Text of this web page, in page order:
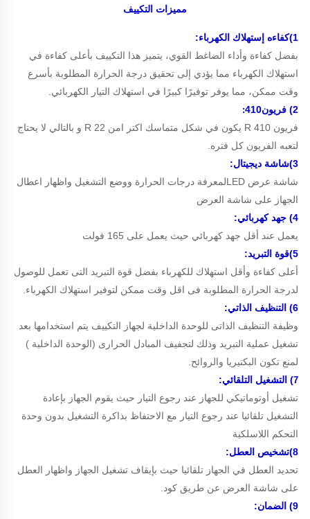
مميزات التكييف
1)كفاءه إستهلاك الكهرباء:
بفضل كفاءة وأداء الضاغط القوي، يتميز هذا التكييف بأعلى كفاءة في
استهلاك الكهرباء مما يؤدي إلى تحقيق درجة الحرارة المطلوبة بأسرع
وقت ممكن، مما يوفر توفيرًا كبيرًا في استهلاك التيار الكهربائي.
2) فريون410
:
فريون R 410 يكون في شكل متماسك اكتر امن R 22 و بالتالي لا يحتاج
لتعبه الفريون كل فتره.
3)شاشة ديجيتال:
شاشة عرض LEDلمعرفة درجات الحرارة ووضع التشغيل واظهار اعطال
الجهاز على شاشة العرض
4) جهد كهربائي:
يعمل عند أقل جهد كهربائي حيث يعمل على 165 فولت
5) قوة التبريد:
أعلى كفاءة وأقل استهلاك للكهرباء بفضل قوة التبريد التى تعمل للوصول
لدرجة الحرارة المطلوبة فى اقل وقت ممكن لتوفير استهلاك الكهرباء.
6) التنظيف الذاتي:
وظيفة التنظيف الذاتى للوحدة الداخلية لجهاز التكييف يتم استخدامها بعد
تشغيل عملية التبريد وذلك لتجفيف المبادل الحرارى (الوحدة الداخلية )
لمنع تكون البكتيريا والروائح.
7) التشغيل التلقائي:
تشغيل أوتوماتيكي للجهاز عند رجوع التيار حيث يقوم الجهاز بإعادة
التشغيل تلقائيا عند رجوع التيار مع الاحتفاظ بذاكرة التشغيل بدون وحدة
التحكم اللاسلكية
8)تشخيص العطل:
تحديد العطل في الجهاز تلقائيا حيث بإيقاف تشغيل الجهاز واظهار العطل
على شاشة العرض عن طريق كود.
9) الضمان: